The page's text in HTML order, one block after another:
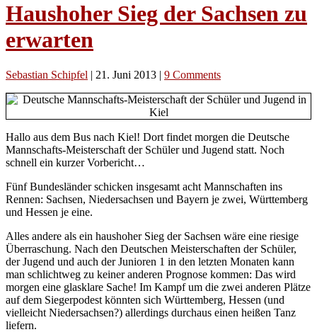
Haushoher Sieg der Sachsen zu
erwarten
Sebastian Schipfel | 21. Juni 2013 | 9 Comments
Hallo aus dem Bus nach Kiel! Dort findet morgen die Deutsche
Mannschafts-Meisterschaft der Schüler und Jugend statt. Noch
schnell ein kurzer Vorbericht…
Fünf Bundesländer schicken insgesamt acht Mannschaften ins
Rennen: Sachsen, Niedersachsen und Bayern je zwei, Württemberg
und Hessen je eine.
Alles andere als ein haushoher Sieg der Sachsen wäre eine riesige
Überraschung. Nach den Deutschen Meisterschaften der Schüler,
der Jugend und auch der Junioren 1 in den letzten Monaten kann
man schlichtweg zu keiner anderen Prognose kommen: Das wird
morgen eine glasklare Sache! Im Kampf um die zwei anderen Plätze
auf dem Siegerpodest könnten sich Württemberg, Hessen (und
vielleicht Niedersachsen?) allerdings durchaus einen heißen Tanz
liefern.